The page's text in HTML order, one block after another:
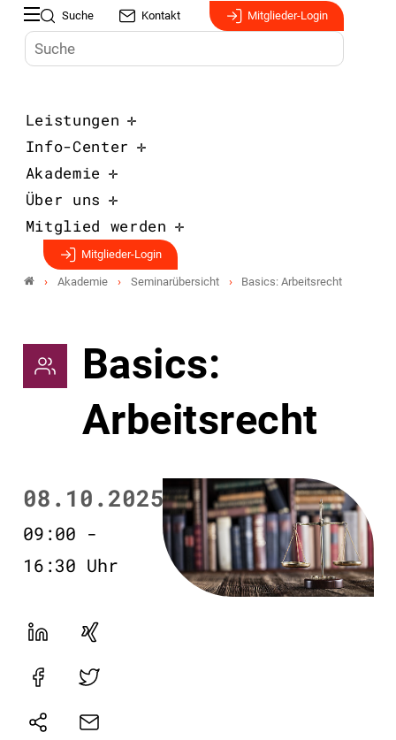
Suche Kontakt Mitglieder-Login
Leistungen
Info-Center
Akademie
Über uns
Mitglied werden
Mitglieder-Login
Akademie Seminarübersicht Basics: Arbeitsrecht
Basics:
Arbeitsrecht
08.10.2025
09:00 -
16:30 Uhr